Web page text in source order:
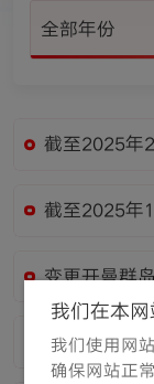
全部年份
截至2025年
截至2025年
变更开曼群
注册办事处
截至2024年
发行人的证
我们在本
我们使用网
确保网站正